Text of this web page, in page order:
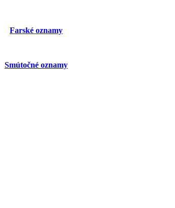
Farské oznamy
Smútočné oznamy